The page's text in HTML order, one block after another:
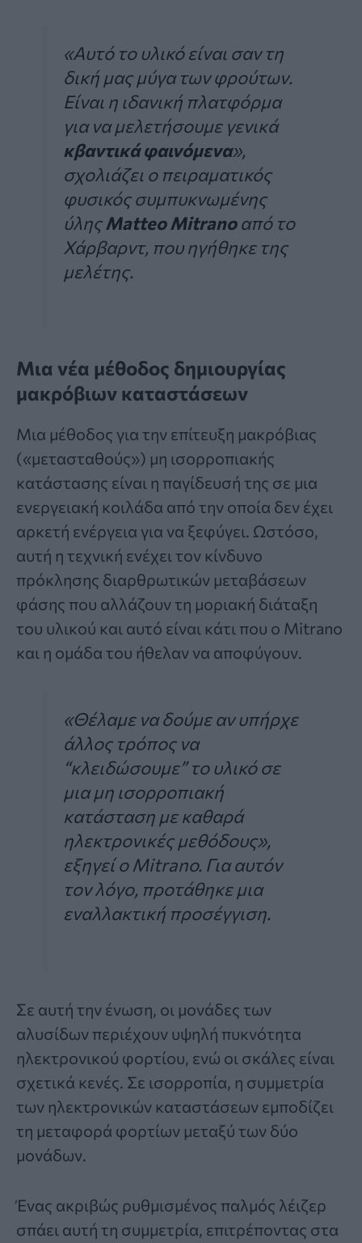
«Αυτό το υλικό είναι σαν τη
δική μας μύγα των φρούτων.
Είναι η ιδανική πλατφόρμα
για να μελετήσουμε γενικά
κβαντικά φαινόμενα»,
σχολιάζει ο πειραματικός
φυσικός συμπυκνωμένης
ύληςMatteo Mitranoαπό το
Χάρβαρντ, που ηγήθηκε της
μελέτης.
Μια νέα μέθοδος δημιουργίας
μακρόβιων καταστάσεων
Μια μέθοδος για την επίτευξη μακρόβιας
(«μετασταθούς») μη ισορροπιακής
κατάστασης είναι η παγίδευσή της σε μια
ενεργειακή κοιλάδα από την οποία δεν έχει
αρκετή ενέργεια για να ξεφύγει. Ωστόσο,
αυτή η τεχνική ενέχει τον κίνδυνο
πρόκλησης διαρθρωτικών μεταβάσεων
φάσης που αλλάζουν τη μοριακή διάταξη
του υλικού και αυτό είναι κάτι που ο Mitrano
και η ομάδα του ήθελαν να αποφύγουν.
«Θέλαμε να δούμε αν υπήρχε
άλλος τρόπος να
“κλειδώσουμε” το υλικό σε
μια μη ισορροπιακή
κατάσταση με καθαρά
ηλεκτρονικές μεθόδους»,
εξηγεί ο Mitrano. Για αυτόν
τον λόγο, προτάθηκε μια
εναλλακτική προσέγγιση.
Σε αυτή την ένωση, οι μονάδες των
αλυσίδων περιέχουν υψηλή πυκνότητα
ηλεκτρονικού φορτίου, ενώ οι σκάλες είναι
σχετικά κενές. Σε ισορροπία, η συμμετρία
των ηλεκτρονικών καταστάσεων εμποδίζει
τη μεταφορά φορτίων μεταξύ των δύο
μονάδων.
Ένας ακριβώς ρυθμισμένος παλμός λέιζερ
σπάει αυτή τη συμμετρία, επιτρέποντας στα